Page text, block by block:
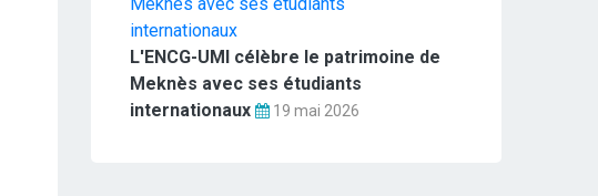
L'ENCG-UMI célèbre le patrimoine de
Meknès avec ses étudiants
internationaux
19 mai 2026